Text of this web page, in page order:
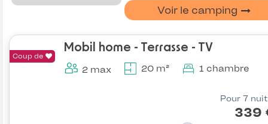
Voir le camping
Coup de
Mobil home - Terrasse - TV
2 max 20 m² 1 chambre
Pour 7
339